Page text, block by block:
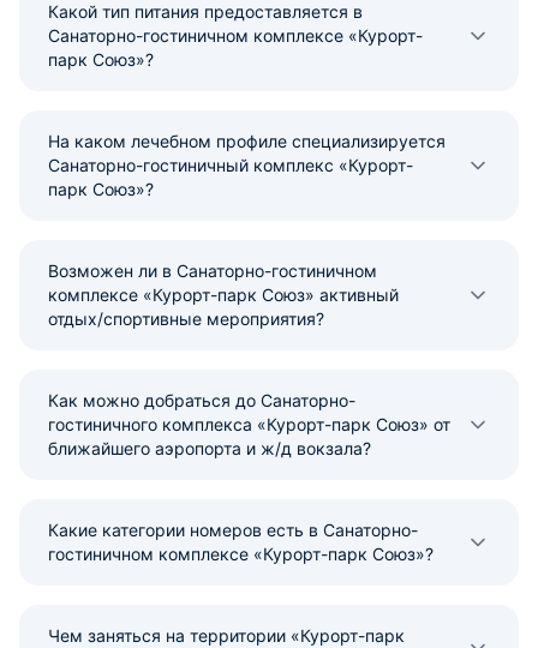
Какой тип питания предоставляется в
Санаторно-гостиничном комплексе «Курорт-
парк Союз»?
На каком лечебном профиле специализируется
Санаторно-гостиничный комплекс «Курорт-
парк Союз»?
Возможен ли в Санаторно-гостиничном
комплексе «Курорт-парк Союз» активный
отдых/спортивные мероприятия?
Как можно добраться до Санаторно-
гостиничного комплекса «Курорт-парк Союз» от
ближайшего аэропорта и ж/д вокзала?
Какие категории номеров есть в Санаторно-
гостиничном комплексе «Курорт-парк Союз»?
Чем заняться на территории «Курорт-парк